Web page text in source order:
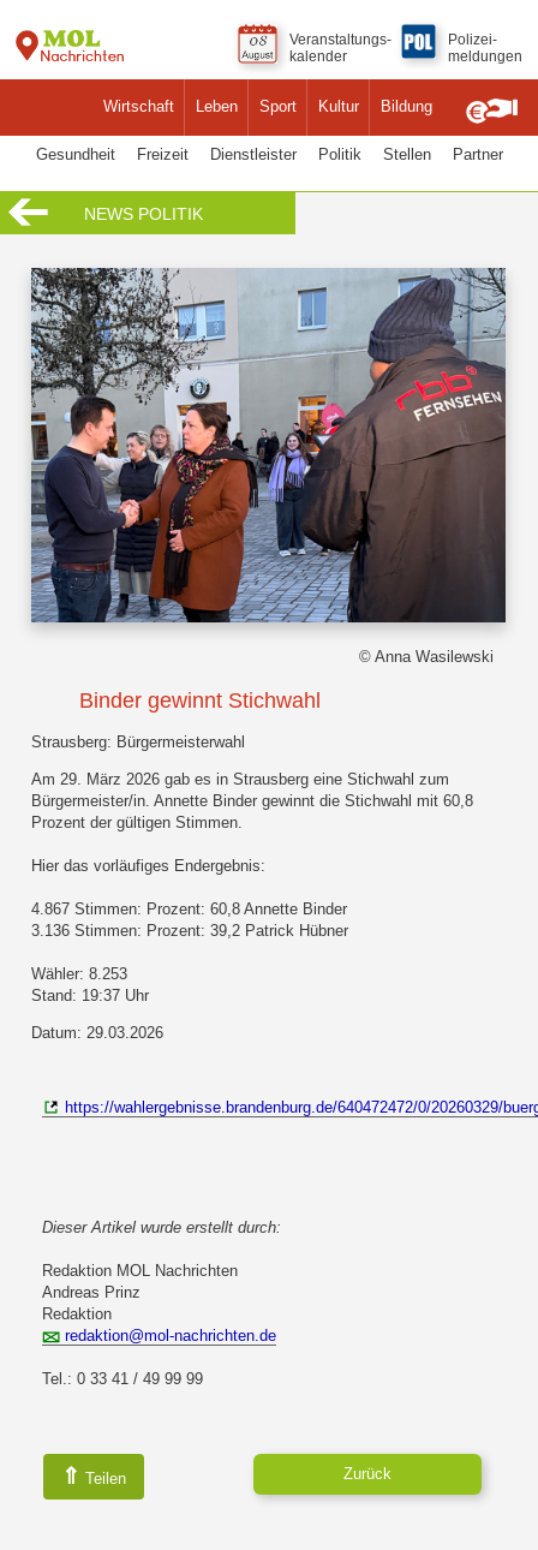
Wirtschaft Leben Sport Kultur Bildung
Veranstaltungs-
kalender
Polizei-
meldungen
Gesundheit Freizeit Dienstleister Politik Stellen Partner
NEWS POLITIK
© Anna Wasilewski
Binder gewinnt Stichwahl
Strausberg: Bürgermeisterwahl
Am 29. März 2026 gab es in Strausberg eine Stichwahl zum
Bürgermeister/in. Annette Binder gewinnt die Stichwahl mit 60,8
Prozent der gültigen Stimmen.
Hier das vorläufiges Endergebnis:
4.867 Stimmen: Prozent: 60,8 Annette Binder
3.136 Stimmen: Prozent: 39,2 Patrick Hübner
Wähler: 8.253
Stand: 19:37 Uhr
Datum: 29.03.2026
https://wahlergebnisse.brandenburg.de/640472472/0/20260329/
Dieser Artikel wurde erstellt durch:
Redaktion MOL Nachrichten
Andreas Prinz
Redaktion
redaktion@mol-nachrichten.de
Tel.: 0 33 41 / 49 99 99
⇑ Teilen Zurück